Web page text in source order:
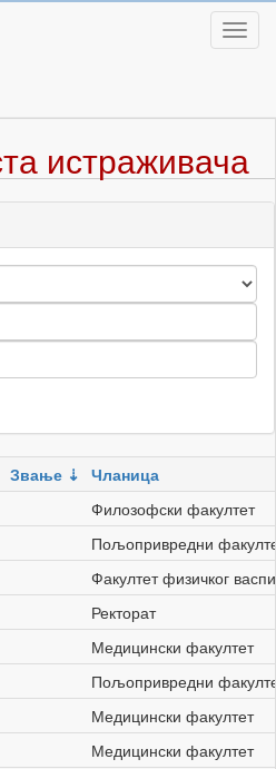
истраживача
Звање
Чланица
Филозофски факултет
Пољопривредни
Факултет физичког
Ректорат
Медицински факултет
Пољопривредни
Медицински факултет
Медицински факултет